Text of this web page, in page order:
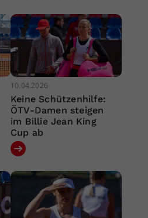
10.04.2026
Keine Schützenhilfe:
ÖTV-Damen steigen
im Billie Jean King
Cup ab